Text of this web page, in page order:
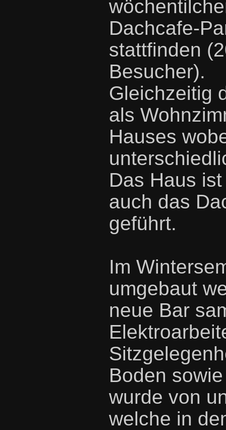
Dachcafe-
stattfinden
Besucher).
Gleichzeitig
als
Hauses
Das Haus
auch das
geführt.
Im
umgebaut
neue Bar
Boden
wurde von
welche in